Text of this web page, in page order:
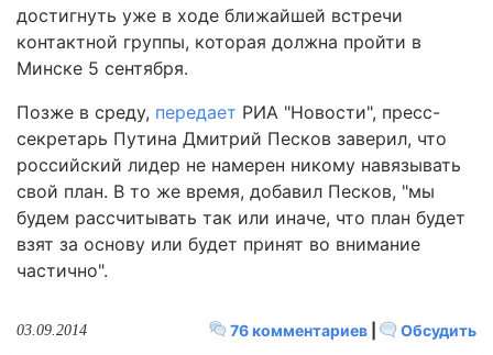
достигнуть уже в ходе ближайшей встречи
контактной группы, которая должна пройти в
Минске 5 сентября.
Позже в среду, передает РИА "Новости", пресс-
секретарь Путина Дмитрий Песков заверил, что
российский лидер не намерен никому навязывать
свой план. В то же время, добавил Песков, "мы
будем рассчитывать так или иначе, что план будет
взят за основу или будет принят во внимание
частично".
76 комментариев Обсудить
03.09.2014